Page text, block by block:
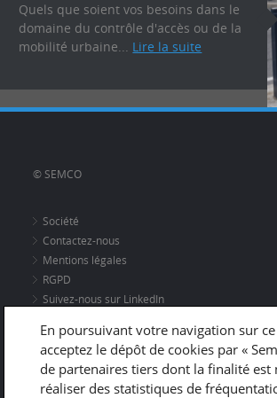
Quels que soient vos besoins dans le
domaine du contrôle d'accès ou de la
mobilité urbaine... Lire la suite
© SEMCO
Société
Contactez-nous
Mentions légales
RGPD
Suivez-nous sur LinkedIn
Adresse
670 rue du Vernay
38300 NIVOLAS-VERMELLE
En poursuivant votre navigation sur
acceptez le dépôt de cookies par «
de partenaires tiers dont la finalité
réaliser des statistiques de